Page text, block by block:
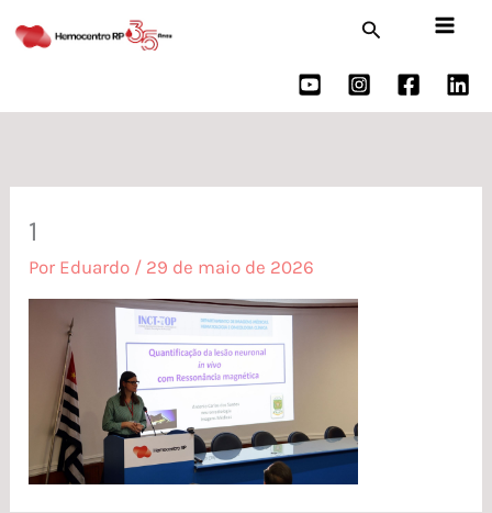
para
conteúdo
Pesquisar
1
Por Eduardo / 29 de maio de 2026